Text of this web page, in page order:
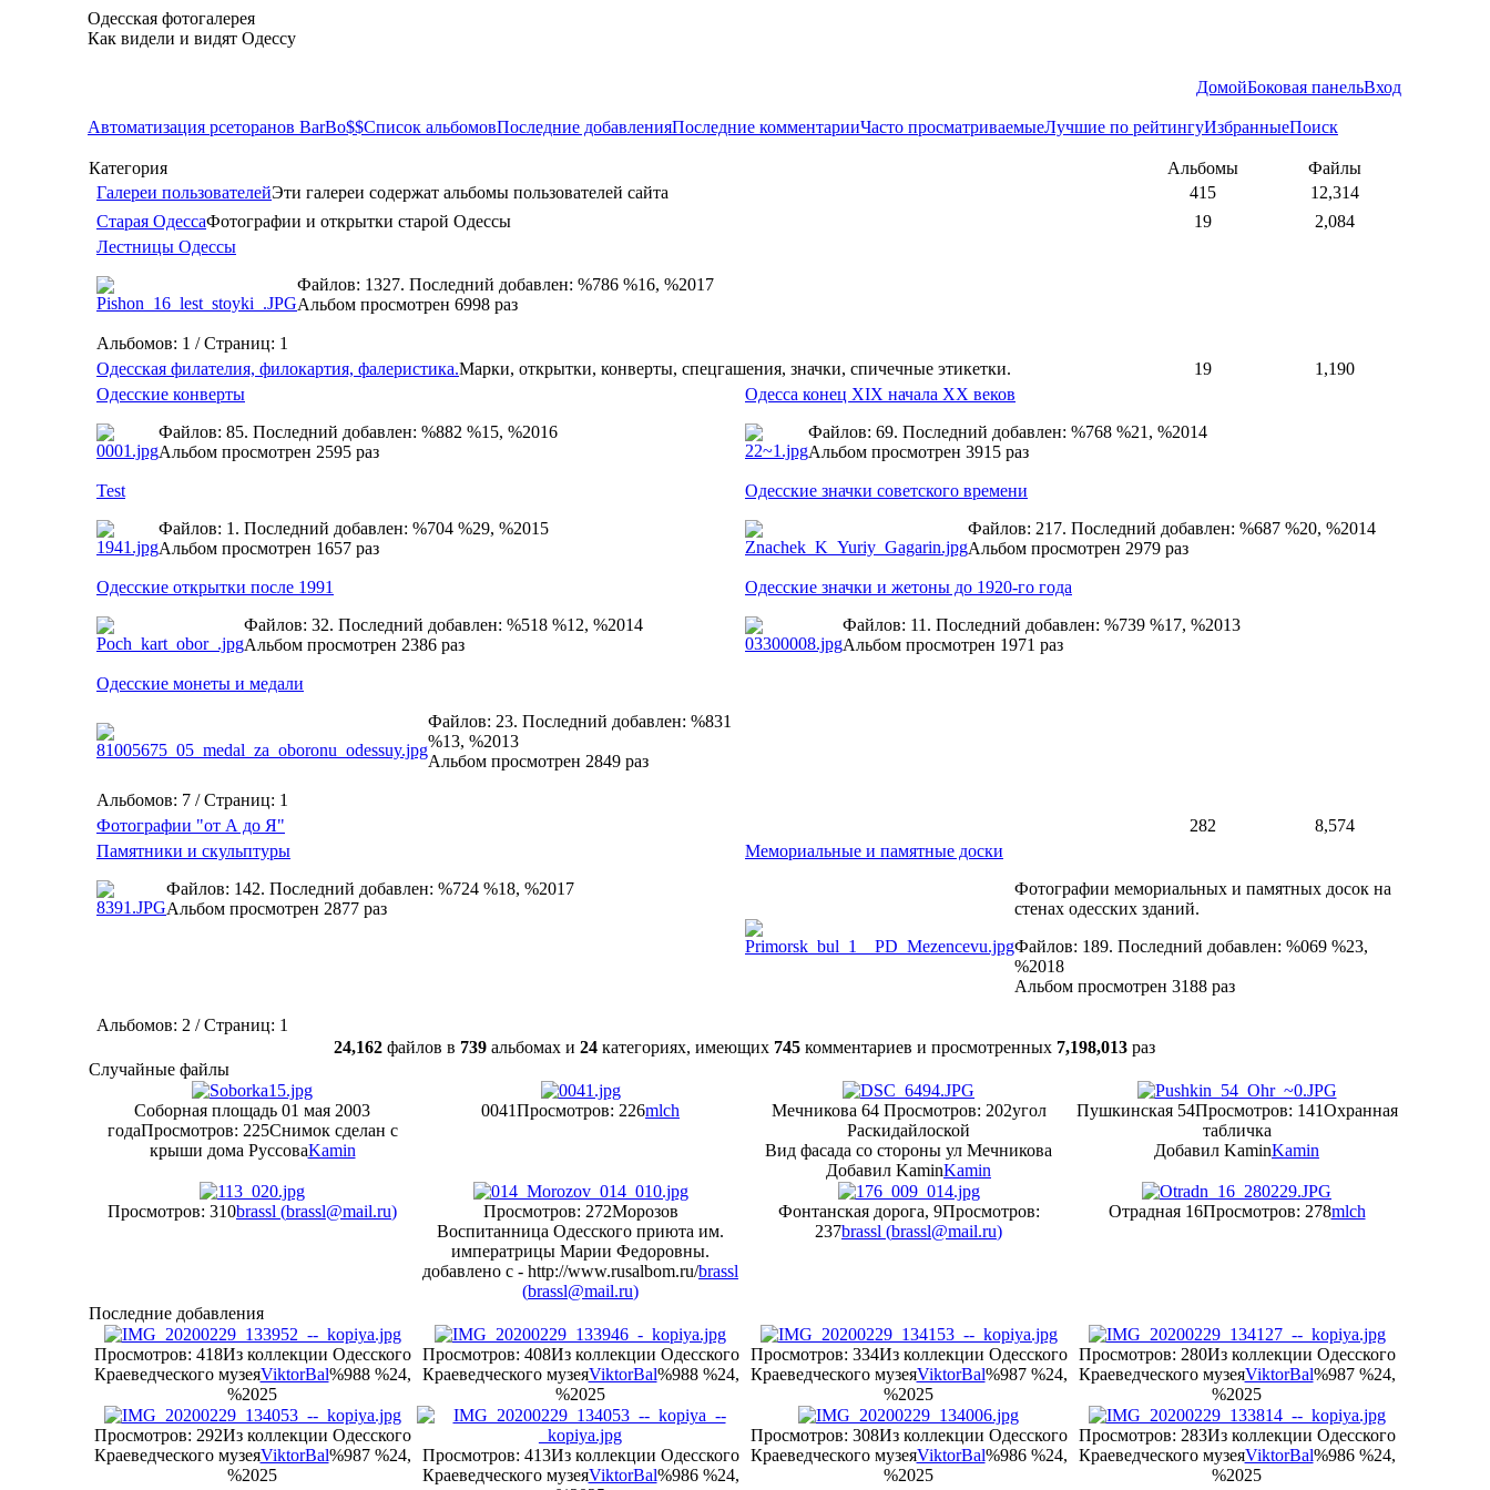
Одесская фотогалерея
Как видели и видят Одессу
ДомойБоковая панельВход
Автоматизация рсеторанов BarBo$$Список альбомовПоследние добавленияПоследние комментарииЧасто просматриваемыеЛучшие по рейтингуИзбранныеПоиск
Категория Альбомы
Файлы
Галереи пользователейЭти галереи содержат альбомы пользователей сайта 415
12,314
Старая ОдессаФотографии и открытки старой Одессы 19
2,084
Лестницы Одессы
Файлов: 1327. Последний добавлен: %786 %16, %2017
Альбом просмотрен 6998 раз
Альбомов: 1 / Страниц: 1
Одесская филателия, филокартия, фалеристика.Марки, открытки, конверты, спецгашения, значки, спичечные этикетки. 19
1,190
Одесские конверты
Файлов: 85. Последний добавлен: %882 %15, %2016
Альбом просмотрен 2595 раз
Одесса конец XIX начала ХХ веков
Файлов: 69. Последний добавлен: %768 %21, %2014
Альбом просмотрен 3915 раз
Test
Файлов: 1. Последний добавлен: %704 %29, %2015
Альбом просмотрен 1657 раз
Одесские значки советского времени
Файлов: 217. Последний добавлен: %687 %20, %2014
Альбом просмотрен 2979 раз
Одесские открытки после 1991
Файлов: 32. Последний добавлен: %518 %12, %2014
Альбом просмотрен 2386 раз
Одесские значки и жетоны до 1920-го года
Файлов: 11. Последний добавлен: %739 %17, %2013
Альбом просмотрен 1971 раз
Одесские монеты и медали
Файлов: 23. Последний добавлен: %831
%13, %2013
Альбом просмотрен 2849 раз
Альбомов: 7 / Страниц: 1
Фотографии "от А до Я"
282
8,574
Памятники и скульптуры
Файлов: 142. Последний добавлен: %724 %18, %2017
Альбом просмотрен 2877 раз
Мемориальные и памятные доски
Фотографии мемориальных и памятных досок на
стенах одесских зданий.
Файлов: 189. Последний добавлен: %069 %23,
%2018
Альбом просмотрен 3188 раз
Альбомов: 2 / Страниц: 1
24,162 файлов в 739 альбомах и 24 категориях, имеющих 745 комментариев и просмотренных 7,198,013 раз
Случайные файлы
Соборная площадь 01 мая 2003
годаПросмотров: 225Снимок сделан с
крыши дома РуссоваKamin
0041Просмотров: 226mlch Мечникова 64 Просмотров: 202угол
Раскидайлоской
Вид фасада со стороны ул Мечникова
Добавил KaminKamin
Пушкинская 54Просмотров: 141Охранная
табличка
Добавил KaminKamin
Просмотров: 310brassl (brassl@mail.ru) Просмотров: 272Морозов
Воспитанница Одесского приюта им.
императрицы Марии Федоровны.
добавлено с - http://www.rusalbom.ru/brassl
(brassl@mail.ru)
Фонтанская дорога, 9Просмотров:
237brassl (brassl@mail.ru)
Отрадная 16Просмотров: 278mlch
Последние добавления
Просмотров: 418Из коллекции Одесского
Краеведческого музеяViktorBal%988 %24,
%2025
Просмотров: 408Из коллекции Одесского
Краеведческого музеяViktorBal%988 %24,
%2025
Просмотров: 334Из коллекции Одесского
Краеведческого музеяViktorBal%987 %24,
%2025
Просмотров: 280Из коллекции Одесского
Краеведческого музеяViktorBal%987 %24,
%2025
Просмотров: 292Из коллекции Одесского
Краеведческого музеяViktorBal%987 %24,
%2025
Просмотров: 413Из коллекции Одесского
Краеведческого музеяViktorBal%986 %24,
Просмотров: 308Из коллекции Одесского
Краеведческого музеяViktorBal%986 %24,
%2025
Просмотров: 283Из коллекции Одесского
Краеведческого музеяViktorBal%986 %24,
%2025